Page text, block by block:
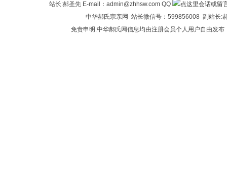
站长:郝圣先 E-mail：admin@zhhsw.com QQ
中华郝氏宗亲网 站长微信号：599856008 副站长:
免责申明:中华郝氏网信息均由注册会员个人用户自由发